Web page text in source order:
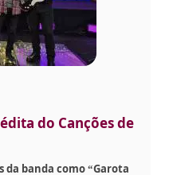
do Canções de
da banda como “Garota